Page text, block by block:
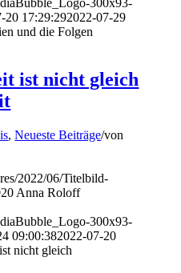
20 17:29:292022-07-29
und die Folgen
ist nicht gleich
,Neueste Beiträge/von
2022/06/Titelbild-
Anna Roloff
300x93-
09:00:382022-07-20
nicht gleich